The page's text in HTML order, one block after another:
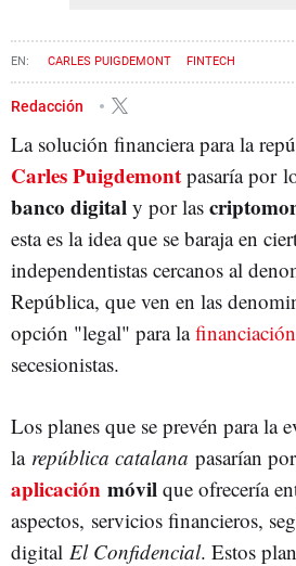
CARLES PUIGDEMONT FINTECH
CRIDA NACIONAL PER LA REPÚBLICA
Redacción
La solución financiera para la
Carles Puigdemont pasaría por
banco digital y por las
esta es la idea que se baraja en
independentistas cercanos al
República, que ven en las
opción "legal" para lafinanciación
secesionistas.
Los planes que se prevén para la
la república catalana pasarían
aplicación móvil que ofrecería
aspectos, servicios financieros,
digital El Confidencial. Estos